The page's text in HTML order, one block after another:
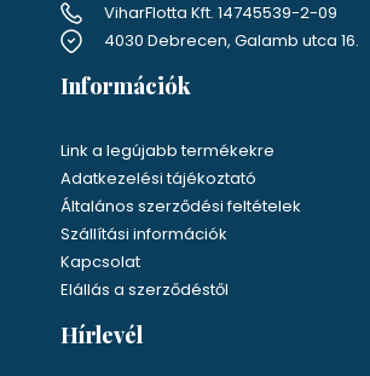
ViharFlotta Kft. 14745539-2-09
4030 Debrecen, Galamb utca 16.
Információk
Link a legújabb termékekre
Adatkezelési tájékoztató
Általános szerződési feltételek
Szállítási információk
Kapcsolat
Elállás a szerződéstől
Hírlevél